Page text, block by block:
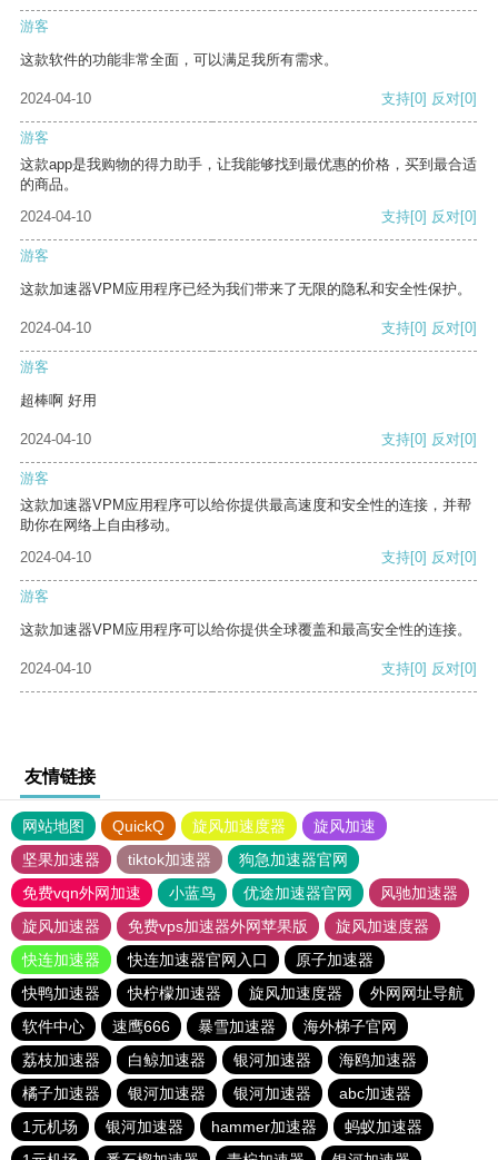
游客
这款软件的功能非常全面，可以满足我所有需求。
2024-04-10 支持[0] 反对[0]
游客
这款app是我购物的得力助手，让我能够找到最优惠的价格，买到最合适
的商品。
2024-04-10
支持[0] 反对[0]
游客
这款加速器VPM应用程序已经为我们带来了无限的隐私和安全性保护。
2024-04-10 支持[0] 反对[0]
游客
超棒啊 好用
2024-04-10 支持[0] 反对[0]
游客
这款加速器VPM应用程序可以给你提供最高速度和安全性的连接，并帮
助你在网络上自由移动。
2024-04-10
支持[0] 反对[0]
游客
这款加速器VPM应用程序可以给你提供全球覆盖和最高安全性的连接。
2024-04-10 支持[0] 反对[0]
友情链接
网站地图 QuickQ 旋风加速度器
旋风加速
坚果加速器
tiktok加速器
狗急加速器官网
免费vqn外网加速
小蓝鸟 优途加速器官网
风驰加速器
旋风加速器
免费vps加速器外网苹果版
旋风加速度器
快连加速器
快连加速器官网入口
原子加速器
快鸭加速器
快柠檬加速器 旋风加速度器
外网网址导航
软件中心
速鹰666 暴雪加速器
海外梯子官网
荔枝加速器
白鲸加速器 银河加速器
海鸥加速器
橘子加速器
银河加速器 银河加速器
abc加速器
1元机场
银河加速器 hammer加速器
蚂蚁加速器